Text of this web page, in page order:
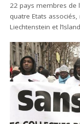
22 pays membres de
quatre Etats
Liechtenstein et